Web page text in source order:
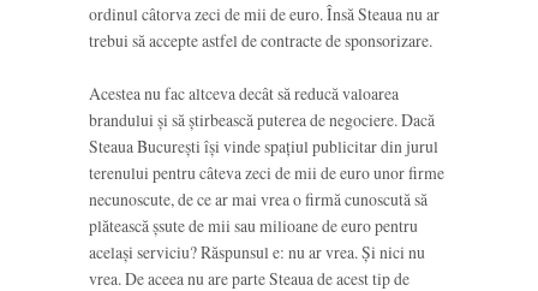
ordinul câtorva zeci de mii de euro. Însă Steaua nu ar
trebui să accepte astfel de contracte de sponsorizare.
Acestea nu fac altceva decât să reducă valoarea
brandului și să știrbească puterea de negociere. Dacă
Steaua București își vinde spațiul publicitar din jurul
terenului pentru câteva zeci de mii de euro unor firme
necunoscute, de ce ar mai vrea o firmă cunoscută să
plătească șsute de mii sau milioane de euro pentru
același serviciu? Răspunsul e: nu ar vrea. Și nici nu
vrea. De aceea nu are parte Steaua de acest tip de